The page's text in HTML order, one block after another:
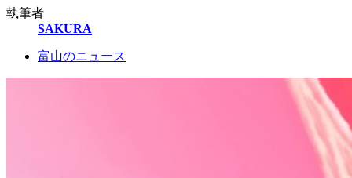
執筆者
SAKURA
富山のニュース